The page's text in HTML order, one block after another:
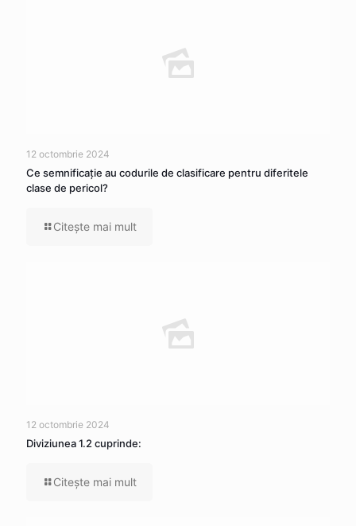
12 octombrie 2024
Ce semnificaţie au codurile de clasificare pentru diferitele
clase de pericol?
Citeşte mai mult
12 octombrie 2024
Diviziunea 1.2 cuprinde:
Citeşte mai mult